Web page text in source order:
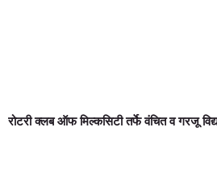
रोटरी क्लब ऑफ मिल्कसिटी तर्फे वंचित व गरजू